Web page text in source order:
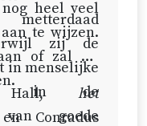
zij de
in menselijke
in de
van goede
heel veel
te wijzen.
of zal dit
Hall, het
Conradus